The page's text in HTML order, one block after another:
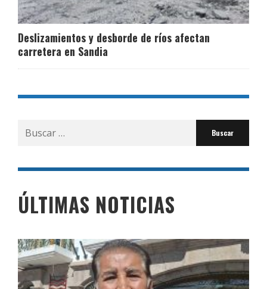
Deslizamientos y desborde de ríos afectan
carretera en Sandia
Buscar
por:
ÚLTIMAS NOTICIAS